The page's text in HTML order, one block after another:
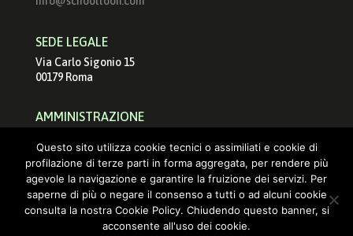
SEDE LEGALE
Via Carlo Sigonio 15
00179 Roma
AMMINISTRAZIONE
info@schooltoon.com
Questo sito utilizza cookie tecnici o assimiliati e cookie di
profilazione di terze parti in forma aggregata, per rendere più
agevole la navigazione e garantire la fruizione dei servizi. Per
saperne di più o negare il consenso a tutti o ad alcuni cookie
consulta la nostra Cookie Policy. Chiudendo questo banner, si
acconsente all'uso dei cookie.